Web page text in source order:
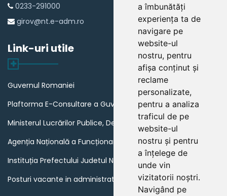
a îmbunătăți
experiența ta de
navigare pe
website-ul
nostru, pentru
afișa conținut și
reclame
personalizate,
pentru a analiza
traficul de pe
website-ul
nostru și pentru
a înțelege de
unde vin
vizitatorii noștri.
Navigând pe
0233-291000
girov@nt.e-adm.ro
Link-uri utile
Guvernul Romaniei
Plaftorma E-Consultare a Guvernului Romaniei
Ministerul Lucrărilor Publice, Dezvoltării și Administrației
Agenția Națională a Funcționarilor Publici
Instituția Prefectului Judetul Neamt
Posturi vacante in administratia publica din Romania